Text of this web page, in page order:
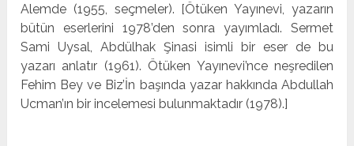
Alemde (1955, seçmeler). [Ötüken Yayınevi, yazarın
bütün eserlerini 1978’den sonra yayımladı. Sermet
Sami Uysal, Abdülhak Şinasi isimli bir eser de bu
yazarı anlatır (1961). Ötüken Yayınevi’nce neşre­dilen
Fehim Bey ve Biz’İn başında yazar hakkında Abdullah
Ucman’ın bir incelemesi bulunmaktadır (1978).]